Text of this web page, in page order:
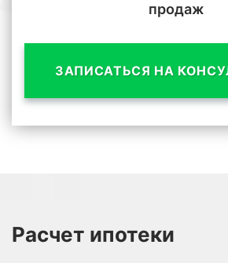
продаж
ЗАПИСАТЬСЯ НА
Расчет ипотеки